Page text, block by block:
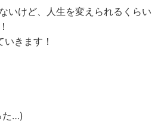
いけど、人生を変えられるくらい
きます！
た…)